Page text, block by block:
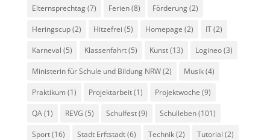
Elternsprechtag(7) Ferien(8) Förderung(2)
Heringscup(2) Hitzefrei (5) Homepage (2) IT(2)
Karneval (5) Klassenfahrt(5) Kunst(13) Logineo(3)
Ministerin für Schule und Bildung NRW(2) Musik(4)
Praktikum (1) Projektarbeit(1) Projektwoche (9)
QA(1) REVG (5) Schulfest(9) Schulleben(101)
Sport(16) Stadt Erftstadt(6) Technik(2) Tutorial (2)